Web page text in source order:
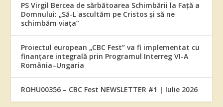
PS Virgil Bercea de sărbătoarea Schimbării la Față a
Domnului: „Să-L ascultăm pe Cristos și să ne
schimbăm viața”
Proiectul european „CBC Fest” va fi implementat cu
finanțare integrală prin Programul Interreg VI-A
România–Ungaria
ROHU00356 – CBC Fest NEWSLETTER #1 | Iulie 2026